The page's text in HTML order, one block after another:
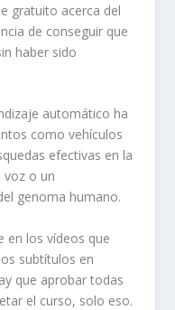
gratuito acerca del
de conseguir que
haber sido
automático ha
como vehículos
efectivas en la
voz o un
genoma humano.
en los vídeos que
subtítulos en
que aprobar todas
el curso, solo eso.